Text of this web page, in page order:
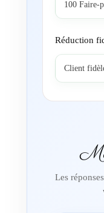
100 Faire-
Réduction
Client
Les